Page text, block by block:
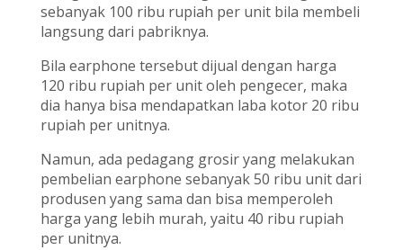
sebanyak 100 ribu rupiah per unit bila membeli
langsung dari pabriknya.
Bila earphone tersebut dijual dengan harga
120 ribu rupiah per unit oleh pengecer, maka
dia hanya bisa mendapatkan laba kotor 20 ribu
rupiah per unitnya.
Namun, ada pedagang grosir yang melakukan
pembelian earphone sebanyak 50 ribu unit dari
produsen yang sama dan bisa memperoleh
harga yang lebih murah, yaitu 40 ribu rupiah
per unitnya.